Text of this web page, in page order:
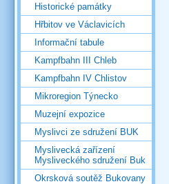
Historické památky
Hřbitov ve Václavicích
Informační tabule
Kampfbahn III Chleb
Kampfbahn IV Chlistov
Mikroregion Týnecko
Muzejní expozice
Myslivci ze sdružení BUK
Myslivecká zařízení
Mysliveckého sdružení Buk
Okrsková soutěž Bukovany